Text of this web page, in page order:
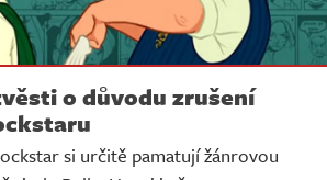
o důvodu zrušení
si určitě pamatují žánrovou